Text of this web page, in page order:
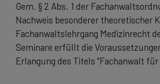
Gem. § 2 Abs. 1 der
Nachweis besonderer theoretischer
Fachanwaltslehrgang Medizinrecht
Seminare erfüllt die
Erlangung des Titels "Fachanwalt